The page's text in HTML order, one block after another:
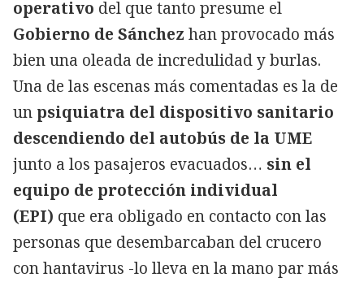
operativo del que tanto presume el
Gobierno de Sánchez han provocado más
bien una oleada de incredulidad y burlas.
Una de las escenas más comentadas es la de
un psiquiatra del dispositivo sanitario
descendiendo del autobús de la UME
junto a los pasajeros evacuados… sin el
equipo de protección individual
(EPI) que era obligado en contacto con las
personas que desembarcaban del crucero
con hantavirus -lo lleva en la mano par más